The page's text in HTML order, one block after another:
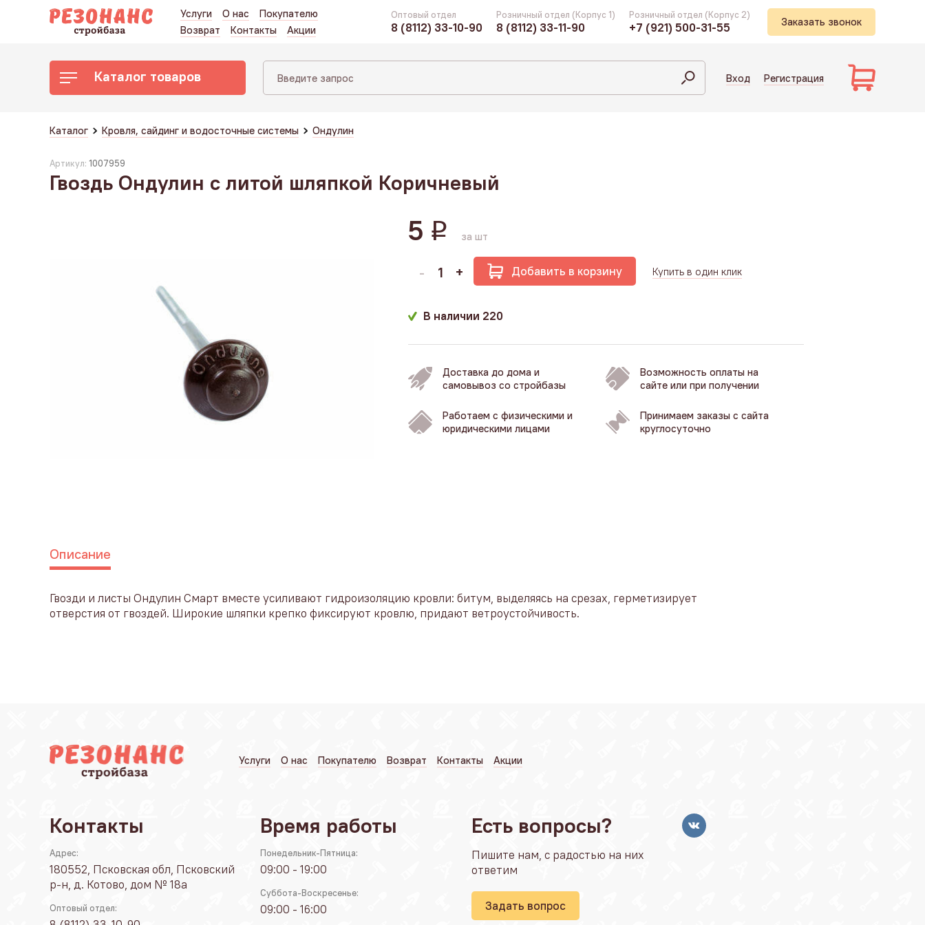
Услуги О нас
Покупателю
Возврат
Контакты Акции
Оптовый отдел
8 (8112) 33-10-90
Розничный отдел (Корпус 1)
8 (8112) 33-11-90
Розничный отдел (Корпус 2)
+7 (921) 500-31-55 Заказать звонок
Каталог товаров Вход Регистрация
Каталог Кровля, сайдинг и водосточные системы Ондулин
Артикул: 1007959
Гвоздь Ондулин с литой шляпкой Коричневый
5 q за шт
Добавить в корзину Купить в один клик
В наличии 220
Доставка до дома и
самовывоз со стройбазы
Возможность оплаты на
сайте или при получении
Работаем с физическими и
юридическими лицами
Принимаем заказы с сайта
круглосуточно
Описание
Гвозди и листы Ондулин Смарт вместе усиливают гидроизоляцию кровли: битум, выделяясь на срезах, герметизирует
отверстия от гвоздей. Широкие шляпки крепко фиксируют кровлю, придают ветроустойчивость.
Услуги О нас Покупателю Возврат Контакты Акции
Контакты
Адрес:
180552, Псковская обл, Псковский
р-н, д. Котово, дом № 18а
Оптовый отдел:
Время работы
Понедельник-Пятница:
09:00 - 19:00
Суббота-Воскресенье:
09:00 - 16:00
Есть вопросы?
Пишите нам, с радостью на них
ответим
Задать вопрос